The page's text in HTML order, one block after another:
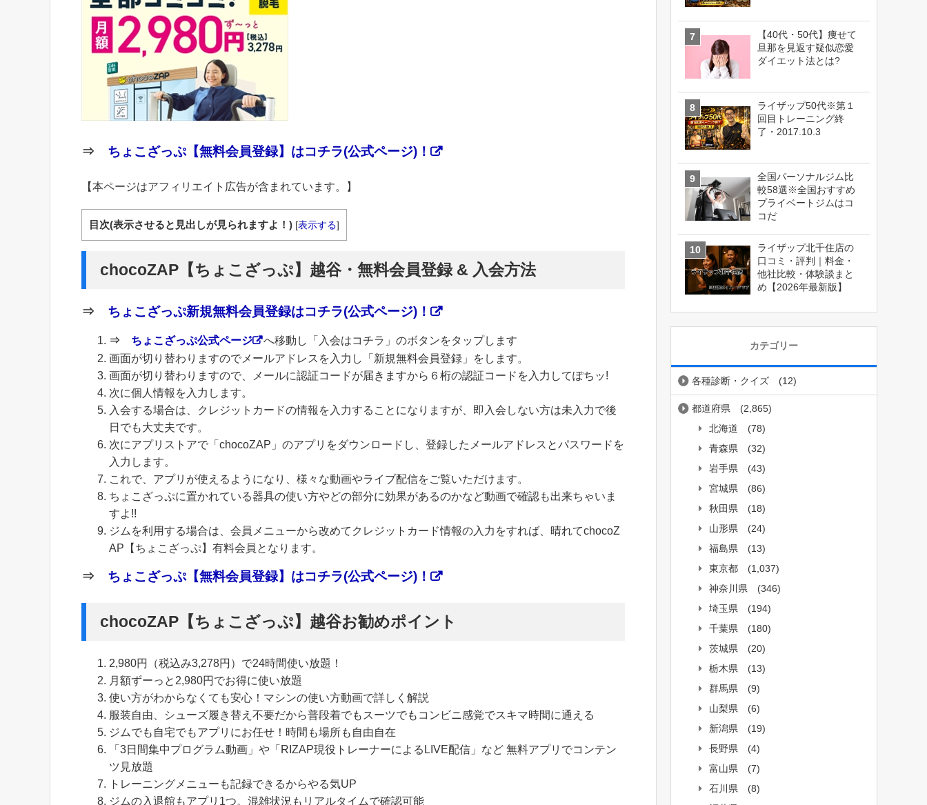
⇒ ちょこざっぷ【無料会員登録】はコチラ(公式ページ)！
【本ページはアフィリエイト広告が含まれています。】
目次(表示させると見出しが見られますよ！) [表示する]
chocoZAP【ちょこざっぷ】越谷・無料会員登録 & 入会方法
⇒ ちょこざっぷ新規無料会員登録はコチラ(公式ページ)！
⇒ ちょこざっぷ公式ページ
へ移動し「入会はコチラ」のボタンをタップします
画面が切り替わりますのでメールアドレスを入力し「新規無料会員登録」をします。
画面が切り替わりますので、メールに認証コードが届きますから６桁の認証コードを入力してぽちッ!
次に個人情報を入力します。
入会する場合は、クレジットカードの情報を入力することになりますが、即入会しない方は未入力で後
日でも大丈夫です。
次にアプリストアで「chocoZAP」のアプリをダウンロードし、登録したメールアドレスとパスワードを
入力します。
これで、アプリが使えるようになり、様々な動画やライブ配信をご覧いただけます。
ちょこざっぷに置かれている器具の使い方やどの部分に効果があるのかなど動画で確認も出来ちゃいま
すよ!!
ジムを利用する場合は、会員メニューから改めてクレジットカード情報の入力をすれば、晴れてchocoZ
AP【ちょこざっぷ】有料会員となります。
⇒ ちょこざっぷ【無料会員登録】はコチラ(公式ページ)！
chocoZAP【ちょこざっぷ】越谷お勧めポイント
2,980円（税込み3,278円）で24時間使い放題！
月額ずーっと2,980円でお得に使い放題
使い方がわからなくても安心！マシンの使い方動画で詳しく解説
服装自由、シューズ履き替え不要だから普段着でもスーツでもコンビニ感覚でスキマ時間に通える
ジムでも自宅でもアプリにお任せ！時間も場所も自由自在
「3日間集中プログラム動画」や「RIZAP現役トレーナーによるLIVE配信」など 無料アプリでコンテン
ツ見放題
トレーニングメニューも記録できるからやる気UP
ジムの入退館もアプリ1つ。混雑状況もリアルタイムで確認可能
【40代・50代】痩せて
旦那を見返す疑似恋愛
ダイエット法とは?
ライザップ50代※第１
回目トレーニング終
了・2017.10.3
全国パーソナルジム比
較58選※全国おすすめ
プライベートジムはコ
コだ
ライザップ北千住店の
口コミ・評判｜料金・
他社比較・体験談まと
め【2026年最新版】
カテゴリー
各種診断・クイズ (12)
都道府県
(2,865)
北海道
(78)
青森県
(32)
岩手県
(43)
宮城県
(86)
秋田県
(18)
山形県
(24)
福島県
(13)
東京都
(1,037)
神奈川県
(346)
埼玉県
(194)
千葉県
(180)
茨城県
(20)
栃木県
(13)
群馬県
(9)
山梨県
(6)
新潟県
(19)
長野県
(4)
富山県
(7)
石川県
(8)